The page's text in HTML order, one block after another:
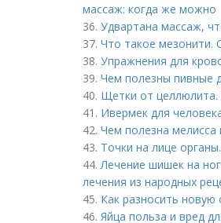
массаж: когда же можно
36. Удвартана массаж,
37. Что такое мезонити.
38. Упражнения для
39. Чем полезны пивные
40. Щетки от целлюлита.
41. Ивермек для
42. Чем полезна
43. Точки на лице
44.Лечение шишек на
лечения из народных
45. Как разносить
46. Яйца польза и вред